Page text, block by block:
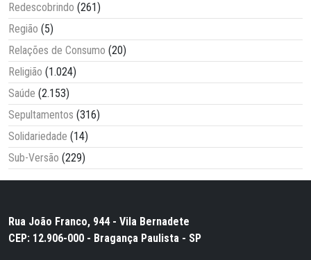
Redescobrindo (261)
Região (5)
Relações de Consumo (20)
Religião (1.024)
Saúde (2.153)
Sepultamentos (316)
Solidariedade (14)
Sub-Versão (229)
Rua João Franco, 944 - Vila Bernadete
CEP: 12.906-000 - Bragança Paulista - SP